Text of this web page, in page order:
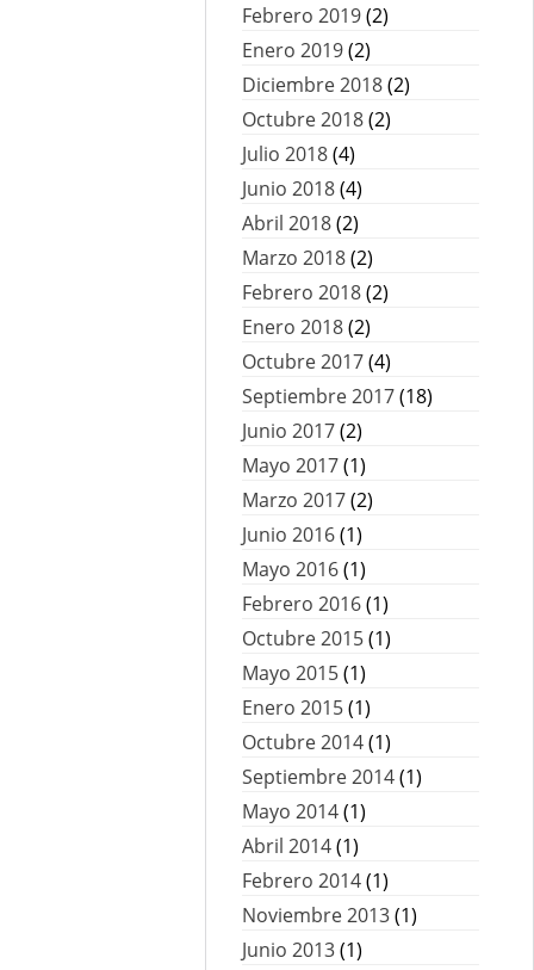
Febrero 2019(2)
Enero 2019(2)
Diciembre 2018(2)
Octubre 2018(2)
Julio 2018(4)
Junio 2018(4)
Abril 2018(2)
Marzo 2018(2)
Febrero 2018(2)
Enero 2018(2)
Octubre 2017(4)
Septiembre 2017(18)
Junio 2017(2)
Mayo 2017(1)
Marzo 2017(2)
Junio 2016(1)
Mayo 2016(1)
Febrero 2016(1)
Octubre 2015(1)
Mayo 2015(1)
Enero 2015(1)
Octubre 2014(1)
Septiembre 2014(1)
Mayo 2014(1)
Abril 2014(1)
Febrero 2014(1)
Noviembre 2013(1)
Junio 2013(1)